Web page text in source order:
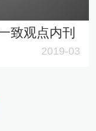
致观点内刊
2019-03